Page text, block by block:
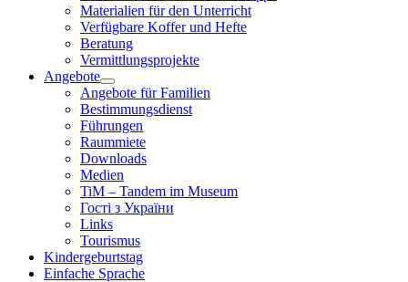
Materialien für den Unterricht
Verfügbare Koffer und Hefte
Beratung
Vermittlungsprojekte
Angebote
Angebote für Familien
Bestimmungsdienst
Führungen
Raummiete
Downloads
Medien
TiM – Tandem im Museum
Гості з України
Links
Tourismus
Kindergeburtstag
Einfache Sprache